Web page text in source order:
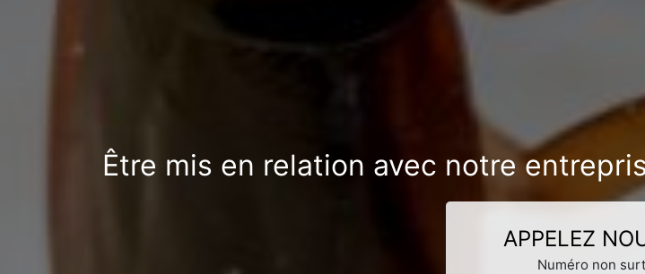
Être mis en relation avec notre
APPELEZ
Numéro non